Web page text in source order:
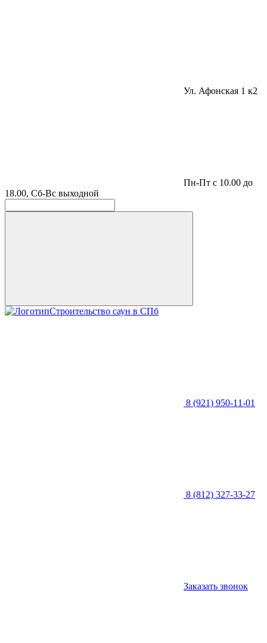
Ул. Афонская 1 к2
Пн-Пт с 10.00 до
18.00, Сб-Вс выходной
Строительство саун в СПб
8 (921) 950-11-01
8 (812) 327-33-27
Заказать звонок